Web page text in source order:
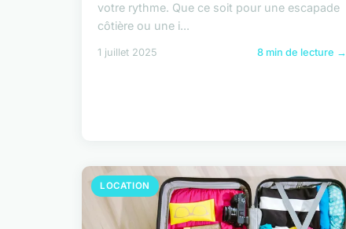
votre rythme. Que ce soit pour une escapade
côtière ou une i...
1 juillet 2025 8 min de lecture →
LOCATION